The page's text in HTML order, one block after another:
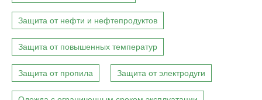
Защита от нефти и нефтепродуктов
Защита от повышенных температур
Защита от пропила Защита от электродуги